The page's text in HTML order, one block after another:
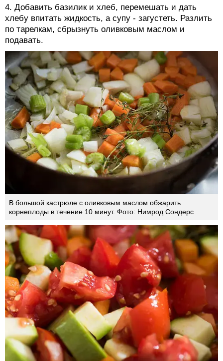
4. Добавить базилик и хлеб, перемешать и дать
хлебу впитать жидкость, а супу - загустеть. Разлить
по тарелкам, сбрызнуть оливковым маслом и
подавать.
В большой кастрюле с оливковым маслом обжарить
корнеплоды в течение 10 минут. Фото: Нимрод Сондерс